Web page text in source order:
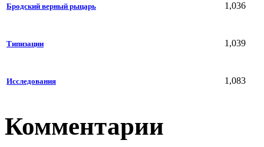
Бродский верный рыцарь 1,036
Типизации 1,039
Исследования 1,083
Комментарии